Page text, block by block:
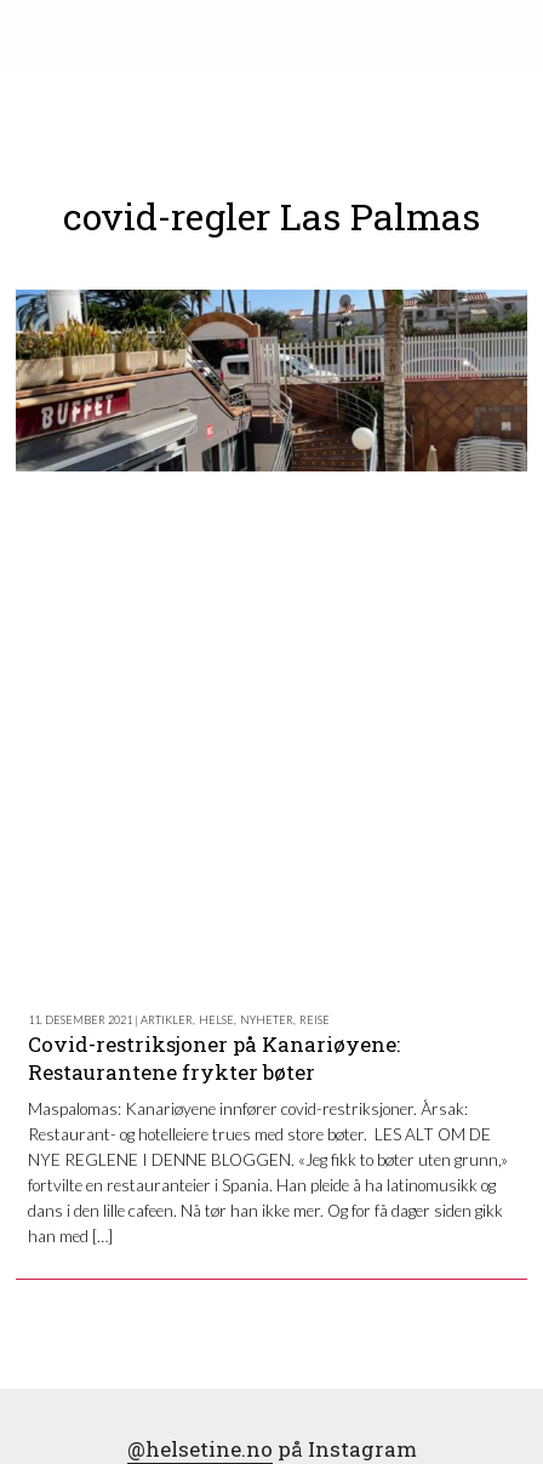
covid-regler Las Palmas
11. DESEMBER 2021 | ARTIKLER HELSE NYHETER REISE
Covid-restriksjoner på Kanariøyene:
Restaurantene frykter bøter
Maspalomas: Kanariøyene innfører covid-restriksjoner. Årsak:
Restaurant- og hotelleiere trues med store bøter. LES ALT OM DE
NYE REGLENE I DENNE BLOGGEN. «Jeg fikk to bøter uten grunn,»
fortvilte en restauranteier i Spania. Han pleide å ha latinomusikk og
dans i den lille cafeen. Nå tør han ikke mer. Og for få dager siden gikk
han med […]
@helsetine.no på Instagram